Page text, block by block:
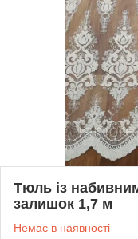
Тюль із
залишок 1,7 м
Немає в наявності